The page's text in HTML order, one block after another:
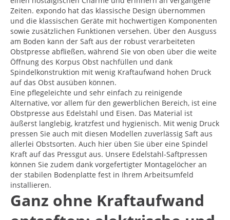
Zeiten. expondo hat das klassische Design übernommen
und die klassischen Geräte mit hochwertigen Komponenten
sowie zusätzlichen Funktionen versehen. Über den Ausguss
am Boden kann der Saft aus der robust verarbeiteten
Obstpresse abfließen, während Sie von oben über die weite
Öffnung des Korpus Obst nachfüllen und dank
Spindelkonstruktion mit wenig Kraftaufwand hohen Druck
auf das Obst ausüben können.
Eine pflegeleichte und sehr einfach zu reinigende
Alternative, vor allem für den gewerblichen Bereich, ist eine
Obstpresse aus Edelstahl und Eisen. Das Material ist
äußerst langlebig, kratzfest und hygienisch. Mit wenig Druck
pressen Sie auch mit diesen Modellen zuverlässig Saft aus
allerlei Obstsorten. Auch hier üben Sie über eine Spindel
Kraft auf das Pressgut aus. Unsere Edelstahl-Saftpressen
können Sie zudem dank vorgefertigter Montagelöcher an
der stabilen Bodenplatte fest in Ihrem Arbeitsumfeld
installieren.
Ganz ohne Kraftaufwand